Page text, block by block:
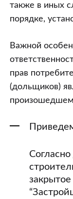
также в иных
порядке,
Важной
прав
(дольщиков)